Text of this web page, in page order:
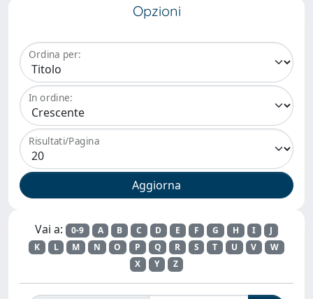
Opzioni
Ordina per:
In ordine:
Risultati/Pagina
Vai a: 0-9 A B C D E F G H I
J
K
L M N O P Q R S T U V
W
X
Y Z